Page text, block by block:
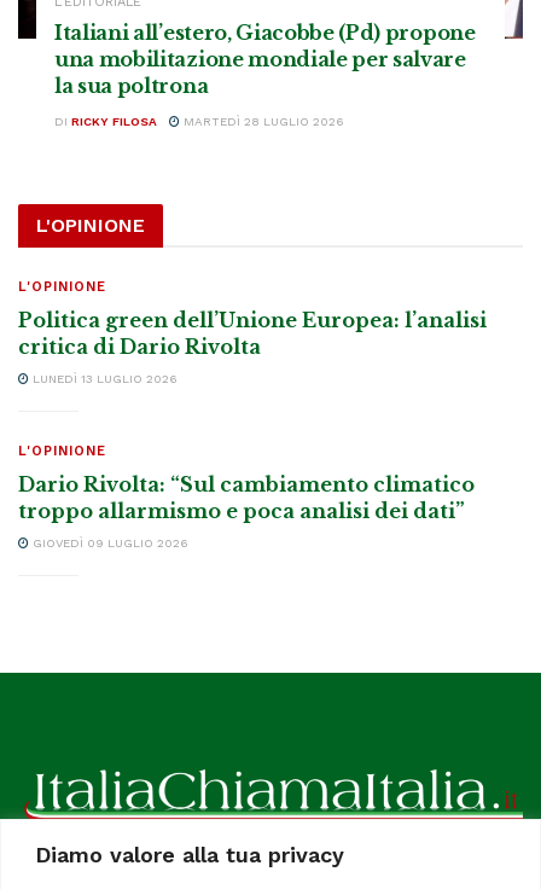
Diamo valore alla tua privacy
Italiani all’estero, Giacobbe (Pd) propone
una mobilitazione mondiale per salvare
la sua poltrona
DI RICKY FILOSA MARTEDÌ 28 LUGLIO 2026
L'OPINIONE
L'OPINIONE
Politica green dell’Unione Europea: l’analisi
critica di Dario Rivolta
LUNEDÌ 13 LUGLIO 2026
L'OPINIONE
Dario Rivolta: “Sul cambiamento climatico
troppo allarmismo e poca analisi dei dati”
GIOVEDÌ 09 LUGLIO 2026